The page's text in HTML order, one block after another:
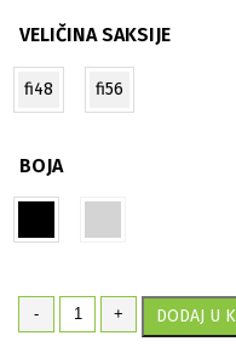
VELIČINA SAKSIJE
fi48 fi56
BOJA
-
Saksija
Jazz
+ DODAJ U